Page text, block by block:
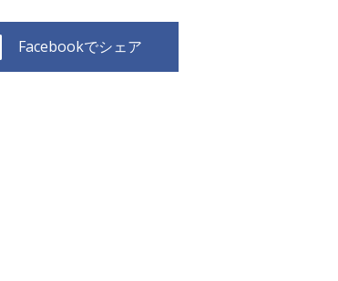
Facebookでシェア